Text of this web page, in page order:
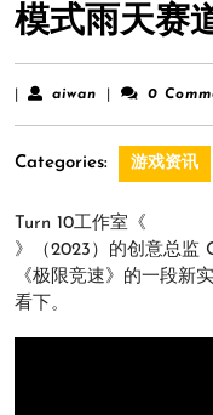
模式雨天赛
aiwan aiwan 0
Categories: 游戏资讯
Turn 10工作室《
》（2023）的创意总监
《极限竞速》的一段新
看下。